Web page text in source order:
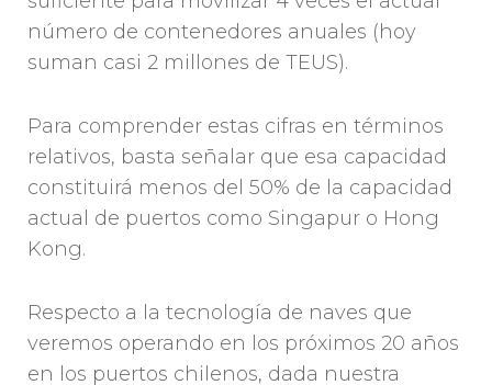
número de contenedores anuales (hoy
suman casi 2 millones de TEUS).
Para comprender estas cifras en términos
relativos, basta señalar que esa capacidad
constituirá menos del 50% de la capacidad
actual de puertos como Singapur o Hong
Kong.
Respecto a la tecnología de naves que
veremos operando en los próximos 20 años
en los puertos chilenos, dada nuestra